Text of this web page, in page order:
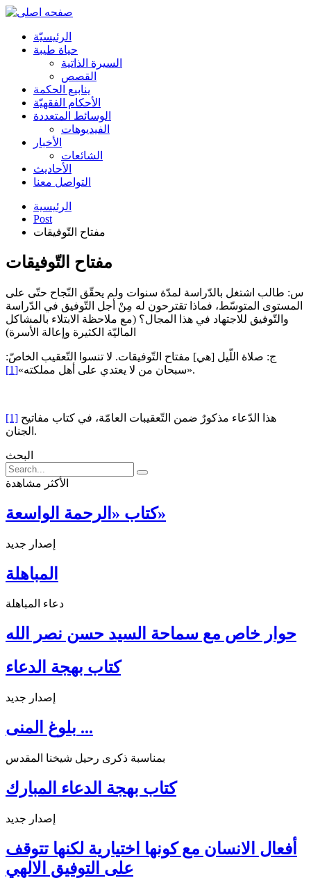
الرئیسیّة
حياة طيبة
السيرة الذاتية
القصص
ينابيع الحكمة
الأحکام الفقهیّة
الوسائط المتعددة
الفیدیوهات
الأخبار
الشائعات
الأحادیث
التواصل معنا
الرئيسية
Post
مفتاح التّوفيقات
مفتاح التّوفيقات
س: طالب اشتغل بالدّراسة لمدّة سنوات ولم يحقّق النّجاح حتّى على
المستوى المتوسّط، فماذا تقترحون له مِنْ أجل التّوفيق في الدّراسة
والتّوفيق للاجتهاد في هذا المجال؟ (مع ملاحظة الابتلاء بالمشاكل
الماليّة الكثيرة وإعالة الأسرة)
ج: صلاة اللّيل [هي] مفتاح التّوفيقات. لا تنسوا التّعقيب الخاصّ:
«سبحان من لا يعتدي على أهل مملكته»[1] .
[1]
الجنان.
البحث
الأكثر مشاهدة
كتاب «الرحمة الواسعة»
إصدار جديد
المباهلة
دعاء المباهلة
حوار خاص مع سماحة السيد حسن نصر الله
كتاب بهجة الدعاء
إصدار جديد
بلوغ المنى ...
بمناسبة ذكرى رحيل شيخنا المقدس
كتاب بهجة الدعاء المبارك
إصدار جديد
أفعال الانسان مع كونها اختيارية لكنها تتوقف
على التوفيق الالهي